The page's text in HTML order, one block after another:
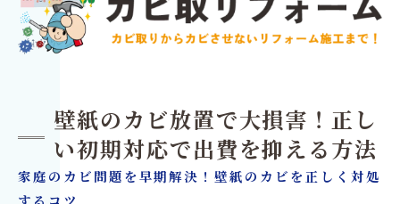
壁紙のカビ放置で大損害！正し
い初期対応で出費を抑える方法
家庭のカビ問題を早期解決！壁紙のカビを正しく対処